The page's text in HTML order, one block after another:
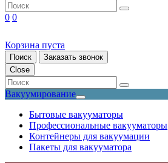
0 0
Корзина пуста
Поиск
Заказать звонок
Close
Вакуумирование
Бытовые вакууматоры
Профессиональные вакууматоры
Контейнеры для вакуумации
Пакеты для вакууматора